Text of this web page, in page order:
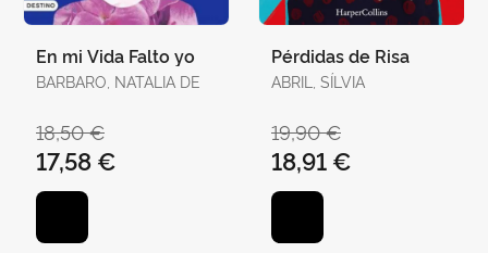
En mi Vida Falto yo
BARBARO, NATALIA DE
18,50 €
17,58 €
Pérdidas de Risa
ABRIL, SÍLVIA
19,90 €
18,91 €